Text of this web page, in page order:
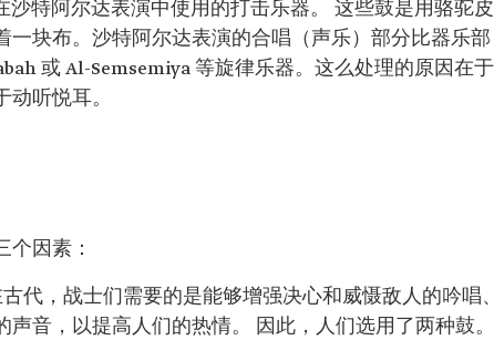
沙特阿尔达表演中使用的打击乐器。 这些鼓是用骆驼皮
块布。沙特阿尔达表演的合唱（声乐）部分比器乐部
或 Al-Semsemiya 等旋律乐器。这么处理的原因在于
听悦耳。
因素：
代，战士们需要的是能够增强决心和威慑敌人的吟唱
音，以提高人们的热情。 因此，人们选用了两种鼓。